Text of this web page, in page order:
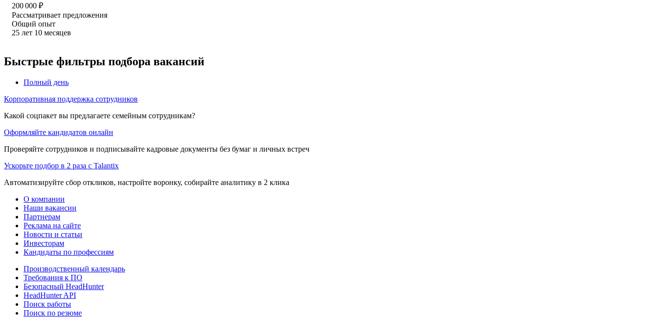
200 000 ₽
Рассматривает предложения
Общий опыт
25 лет 10 месяцев
Быстрые фильтры подбора вакансий
Полный день
Корпоративная поддержка сотрудников
Какой соцпакет вы предлагаете семейным сотрудникам?
Оформляйте кандидатов онлайн
Проверяйте сотрудников и подписывайте кадровые документы без бумаг и личных встреч
Ускорьте подбор в 2 раза с Talantix
Автоматизируйте сбор откликов, настройте воронку, собирайте аналитику в 2 клика
О компании
Наши вакансии
Партнерам
Реклама на сайте
Новости и статьи
Инвесторам
Кандидаты по профессиям
Производственный календарь
Требования к ПО
Безопасный HeadHunter
HeadHunter API
Поиск работы
Поиск по резюме